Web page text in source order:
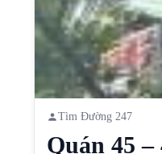
Tìm Đường 247
Quán 45